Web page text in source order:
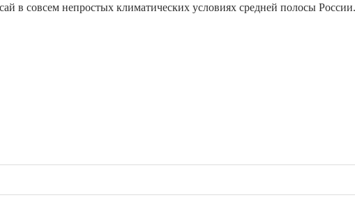
в совсем непростых климатических условиях средней полосы России.